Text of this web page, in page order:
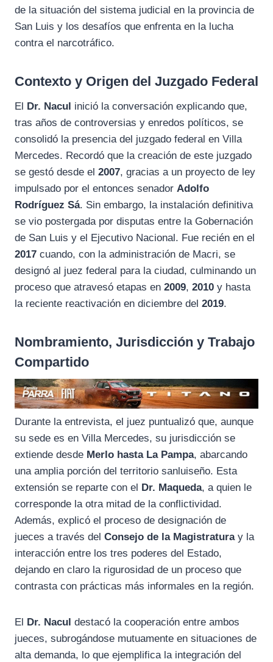
o
k
a
m
p
p
de la situación del sistema judicial en la provincia de
San Luis y los desafíos que enfrenta en la lucha
contra el narcotráfico.
Contexto y Origen del Juzgado Federal
El Dr. Nacul inició la conversación explicando que,
tras años de controversias y enredos políticos, se
consolidó la presencia del juzgado federal en Villa
Mercedes. Recordó que la creación de este juzgado
se gestó desde el 2007, gracias a un proyecto de ley
impulsado por el entonces senador Adolfo
Rodríguez Sá. Sin embargo, la instalación definitiva
se vio postergada por disputas entre la Gobernación
de San Luis y el Ejecutivo Nacional. Fue recién en el
2017 cuando, con la administración de Macri, se
designó al juez federal para la ciudad, culminando un
proceso que atravesó etapas en 2009, 2010 y hasta
la reciente reactivación en diciembre del 2019.
Nombramiento, Jurisdicción y Trabajo
Compartido
Durante la entrevista, el juez puntualizó que, aunque
su sede es en Villa Mercedes, su jurisdicción se
extiende desde Merlo hasta La Pampa, abarcando
una amplia porción del territorio sanluiseño. Esta
extensión se reparte con el Dr. Maqueda, a quien le
corresponde la otra mitad de la conflictividad.
Además, explicó el proceso de designación de
jueces a través del Consejo de la Magistraturay la
interacción entre los tres poderes del Estado,
dejando en claro la rigurosidad de un proceso que
contrasta con prácticas más informales en la región.
El Dr. Nacul destacó la cooperación entre ambos
jueces, subrogándose mutuamente en situaciones de
alta demanda, lo que ejemplifica la integración del